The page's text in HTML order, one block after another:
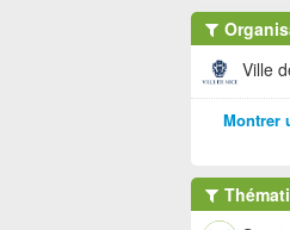
Ville
Montrer